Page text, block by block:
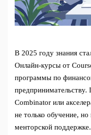
В 2025 году знания
Онлайн-курсы от
программы по
Combinator или
не только обучение,
менторской